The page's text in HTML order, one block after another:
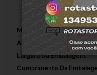
Marca:
Altura Da Embalagem:
Largura Da Embalagem:
Comprimento Da